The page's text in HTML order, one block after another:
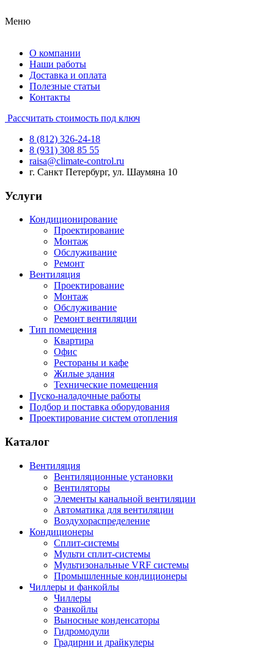
Меню
О компании
Наши работы
Доставка и оплата
Полезные статьи
Контакты
Рассчитать стоимость под ключ
8 (812) 326-24-18
8 (931) 308 85 55
raisa@climate-control.ru
г. Санкт Петербург, ул. Шаумяна 10
Услуги
Кондиционирование
Проектирование
Монтаж
Обслуживание
Ремонт
Вентиляция
Проектирование
Монтаж
Обслуживание
Ремонт вентиляции
Тип помещения
Квартира
Офис
Рестораны и кафе
Жилые здания
Технические помещения
Пуско-наладочные работы
Подбор и поставка оборудования
Проектирование систем отопления
Каталог
Вентиляция
Вентиляционные установки
Вентиляторы
Элементы канальной вентиляции
Автоматика для вентиляции
Воздухораспределение
Кондиционеры
Сплит-системы
Мульти сплит-системы
Мультизональные VRF системы
Промышленные кондиционеры
Чиллеры и фанкойлы
Чиллеры
Фанкойлы
Выносные конденсаторы
Гидромодули
Градирни и драйкулеры